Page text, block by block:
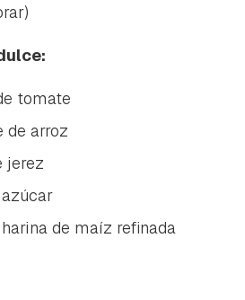
tomate
de arroz
jerez
de maíz refinada